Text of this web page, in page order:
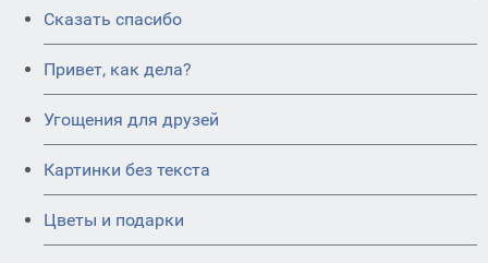
Сказать спасибо
Привет, как дела?
Угощения для друзей
Картинки без текста
Цветы и подарки